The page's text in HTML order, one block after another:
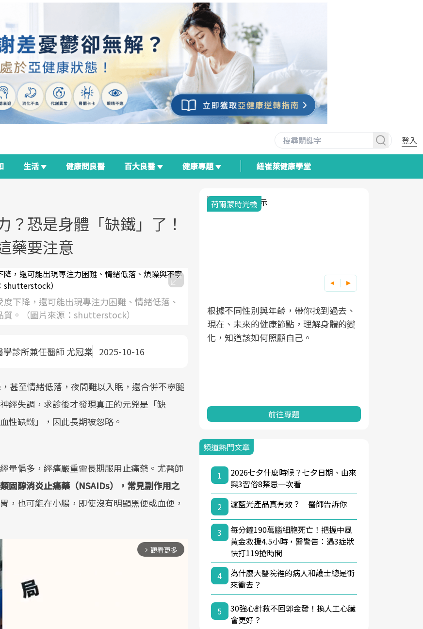
登入
生活 健康問良醫 百大良醫 健康專題 紐崔萊健康學堂
？恐是身體「缺鐵」了！
藥要注意
下降，還可能出現專注力困難、情緒低落、
。（圖片來源：shutterstock）
學診所兼任醫師 尤冠棠 2025-10-16
甚至情緒低落，夜間難以入眠，還合併不寧腿
經失調，求診後才發現真正的元兇是「缺
性缺鐵」，因此長期被忽略。
量偏多，經痛嚴重需長期服用止痛藥。尤醫師
固醇消炎止痛藥（NSAIDs），常見副作用之
，也可能在小腸，即使沒有明顯黑便或血便，
arrow_forward_ios 觀看更多
面對超高齡社會的浪潮，台灣正在快速
邁向「健康照護」的新時代。隨著國家
照3.0」的推進，「預防醫學」已成全民
狀況、啟動健康管理的重要起點。
2025年，就到良醫生活祭體驗「一站式
健康新生活」，從講座、體驗到運動，
良醫健康網從「換季的身體變化」出
發，透過醫學觀點與日常感受的對話，
改善行動。
荷爾蒙時光機
根據不同性別與年齡，帶你找到過去、
現在、未來的健康節點，理解身體的變
化，知道該如何照顧自己。
前往專題
頻道熱門文章
1
2026七夕什麼時候？七夕日期、由來
與3習俗8禁忌一次看
2
濾藍光產品真有效？ 醫師告訴你
3
每分鐘190萬腦細胞死亡！把握中風
黃金救援4.5小時，醫警告：遇3症狀
快打119搶時間
4
為什麼大醫院裡的病人和護士總是衝
來衝去？
5
30強心針救不回郭金發！換人工心臟
會更好？